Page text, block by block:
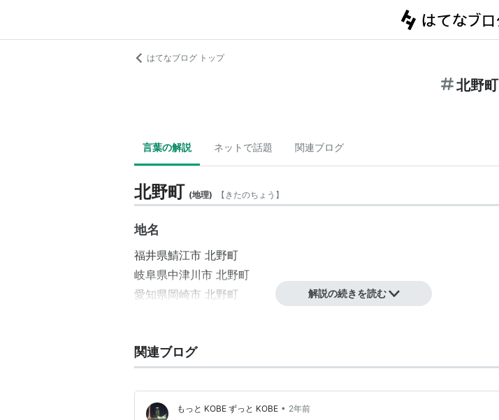
はてなブログ トップ
北野町
言葉の解説 ネットで話題 関連ブログ
北野町 (地理) 【 きたのちょう 】
地名
福井県鯖江市 北野町
岐阜県中津川市 北野町
愛知県岡崎市 北野町
三重県亀山市
滋賀県長浜市 北野町
兵庫県神戸市中央区 北野町
兵庫県姫路市 広畑区 北野町
解説の続きを読む
関連ブログ
もっと KOBE ずっと KOBE • 2年前